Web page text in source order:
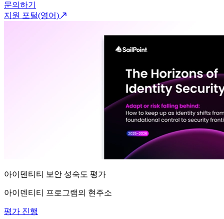
문의하기
지원 포털(영어)
아이덴티티 보안 성숙도 평가
아이덴티티 프로그램의 현주소
평가 진행